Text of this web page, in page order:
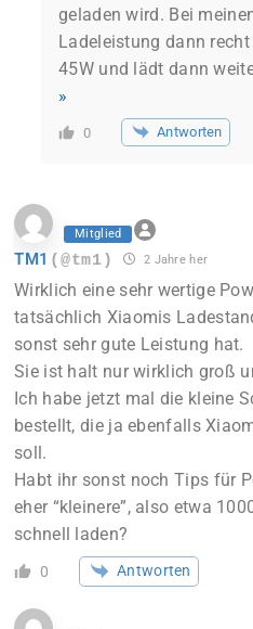
geladen wird. Bei
Ladeleistung dann
45W und lädt dann
»
0 Antworten
Mitglied
TM1 (@tm1) 2 Jahre her
Wirklich eine sehr wertige
tatsächlich Xiaomis
sonst sehr gute Leistung hat.
Sie ist halt nur wirklich groß
Ich habe jetzt mal die kleine
bestellt, die ja ebenfalls
soll.
Habt ihr sonst noch Tips für
eher “kleinere”, also etwa
schnell laden?
0 Antworten